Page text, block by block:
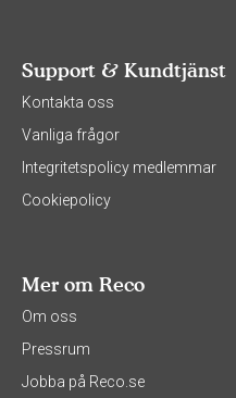
Support & Kundtjänst
Kontakta oss
Vanliga frågor
Integritetspolicy medlemmar
Cookiepolicy
Mer om Reco
Om oss
Pressrum
Jobba på Reco.se